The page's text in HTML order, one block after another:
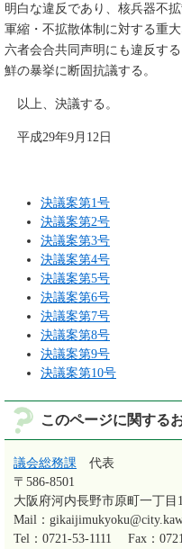
明白な違反であり、核兵器不
軍縮・不拡散体制に対する重
六者会合共同声明にも違反す
鮮の暴挙に断固抗議する。
以上、決議する。
平成29年9月12日
決議案第1号
決議案第2号
決議案第3号
決議案第4号
決議案第5号
決議案第6号
決議案第7号
決議案第8号
決議案第9号
決議案第10号
このページに関する
議会総務課
代表
〒586-8501
大阪府河内長野市原町一丁目
Mail：
Tel：0721-53-1111
Fax：